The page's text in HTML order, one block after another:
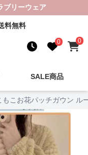
ブリーウェア
料無料
0 0
SALE商品
もこお花パッチガウン ル